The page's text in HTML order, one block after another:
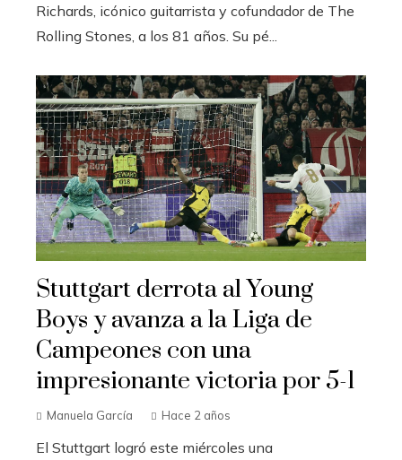
Richards, icónico guitarrista y cofundador de The
Rolling Stones, a los 81 años. Su pé...
Stuttgart derrota al Young
Boys y avanza a la Liga de
Campeones con una
impresionante victoria por 5-1
Manuela García Hace 2 años
El Stuttgart logró este miércoles una